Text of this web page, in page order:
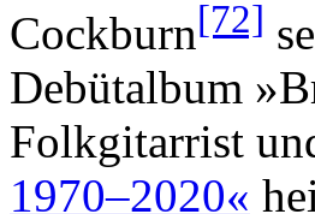
Cockburn[72]
Debütalbum
Folkgitarrist
1970–2020«